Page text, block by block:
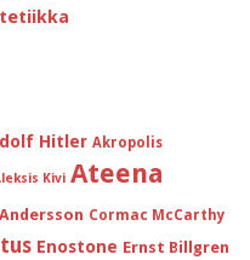
Hitler Akropolis
Kivi Ateena
Cormac McCarthy
Enostone Ernst Billgren